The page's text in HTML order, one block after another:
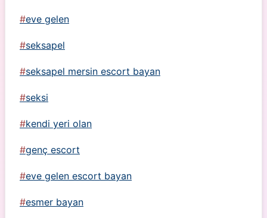
eve gelen
seksapel
seksapel mersin escort bayan
seksi
kendi yeri olan
genç escort
eve gelen escort bayan
esmer bayan